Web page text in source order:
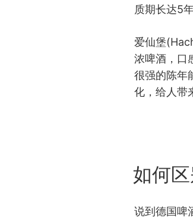
质期长达5年
爱仙堡
浓啤酒，口
很强的陈年
化，给人带
ON
如何
说到德国啤